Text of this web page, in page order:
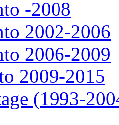
-2008
2002-2006
2006-2009
2009-2015
(1993-